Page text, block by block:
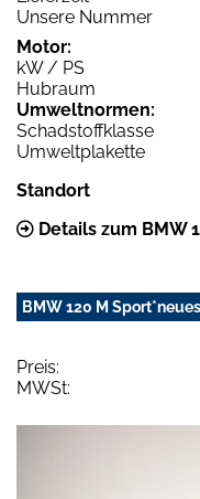
Unsere Nummer
Motor:
kW / PS
Hubraum
Umweltnormen:
Schadstoffklasse
Umweltplakette
Standort
Details zum BMW
BMW 120 M
Preis:
MWSt: